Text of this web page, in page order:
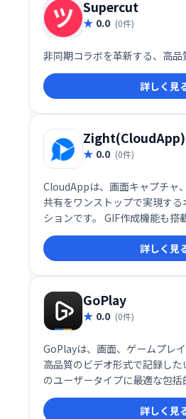
Supercut
0.0 (0件)
非同期コラボを革新する、高品
詳しく見
Zight(CloudApp)
0.0 (0件)
CloudAppは、画面キャプチャ
共有をワンストップで実現す
ションです。 GIF作成機能も搭
グ、製品開発、プロジェクト
のコミュニケーションや情報共
画したビデオやオーディオの
メンバーと簡単に共有できる
促進します。
詳しく見
GoPlay
0.0 (0件)
GoPlayは、画面、ゲームプレ
高品質のビデオ形式で記録し
のユーザータイプに最適な包
および編集ソフトウェアです。
詳しく見